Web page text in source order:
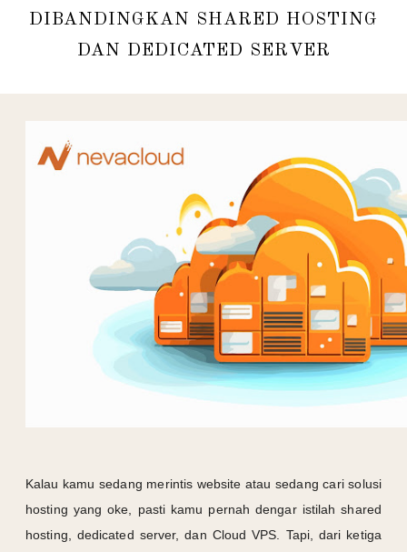
DIBANDINGKAN SHARED HOSTING
DAN DEDICATED SERVER
Kalau kamu sedang merintis website atau sedang cari solusi
hosting yang oke, pasti kamu pernah dengar istilah shared
hosting, dedicated server, dan Cloud VPS. Tapi, dari ketiga